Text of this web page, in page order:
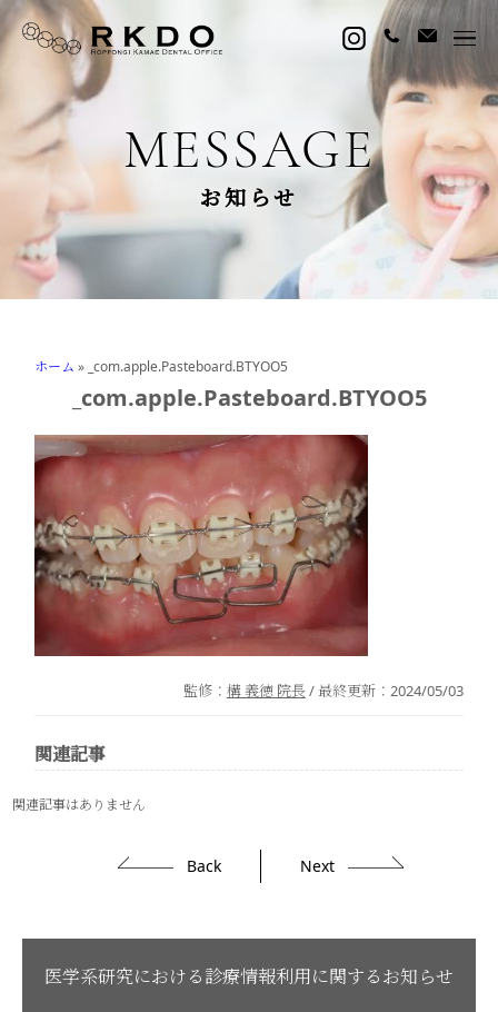
MESSAGE
お知らせ
ホーム » _com.apple.Pasteboard.BTYOO5
_com.apple.Pasteboard.BTYOO5
監修： 構 義徳 院長 / 最終更新： 2024/05/03
関連記事
関連記事はありません
Back Next
医学系研究における診療情報利用に関するお知らせ